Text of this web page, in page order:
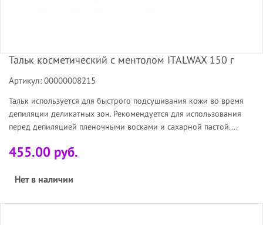
Тальк косметический с ментолом ITALWAX 150 г
Артикул: 00000008215
Тальк используется для быстрого подсушивания кожи во время
депиляции деликатных зон. Рекомендуется для использования
перед депиляцией пленочными восками и сахарной пастой....
455.00 руб.
Нет в наличии